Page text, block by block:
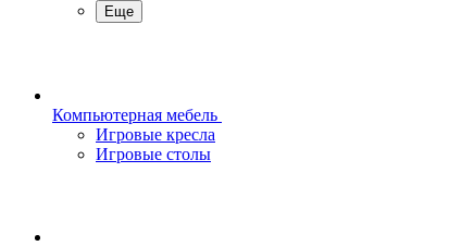
Еще
Компьютерная мебель
Игровые кресла
Игровые столы